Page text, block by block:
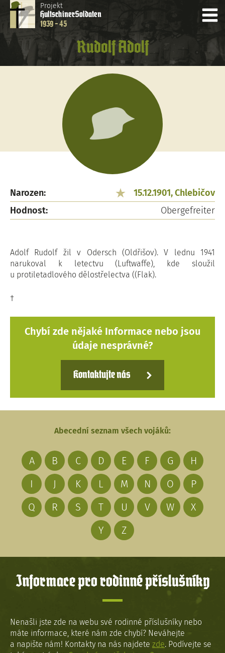
Projekt
HultschinerSoldaten
1939 - 45
Rudolf Adolf
Narozen:
15.12.1901, Chlebičov
Hodnost:
Obergefreiter
Adolf Rudolf žil v Odersch (Oldřišov). V lednu 1941
narukoval k letectvu (Luftwaffe), kde sloužil
u protiletadlového dělostřelectva ((Flak).
†
Chybí zde nějaké Informace nebo jsou
údaje nesprávné?
Kontaktujte nás
Abecední seznam všech vojáků:
A B C D E F G
H
I
J K L M N O
P
Q
R S T U V W
X
Y
Z
Informace pro rodinné příslušníky
Nenašli jste zde na webu své rodinné příslušníky nebo
máte informace, které nám zde chybí? Neváhejte
a napište nám! Kontakty na nás najdete zde. Podívejte se